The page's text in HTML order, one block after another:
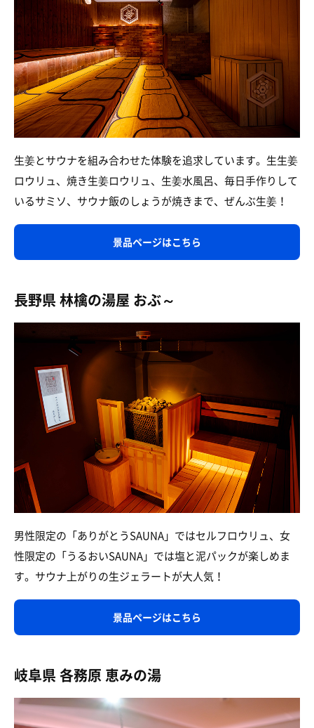
生姜とサウナを組み合わせた体験を追求しています。生生姜
ロウリュ、焼き生姜ロウリュ、生姜水風呂、毎日手作りして
いるサミソ、サウナ飯のしょうが焼きまで、ぜんぶ生姜！
景品ページはこちら
長野県 林檎の湯屋 おぶ～
男性限定の「ありがとうSAUNA」ではセルフロウリュ、女
性限定の「うるおいSAUNA」では塩と泥パックが楽しめま
す。サウナ上がりの生ジェラートが大人気！
景品ページはこちら
岐阜県 各務原 恵みの湯